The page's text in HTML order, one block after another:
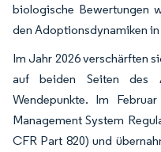
biologische Bewertungen
den Adoptionsdynamiken
Im Jahr 2026 verschärften
auf beiden Seiten des
Wendepunkte. Im
Management System
CFR Part 820) und